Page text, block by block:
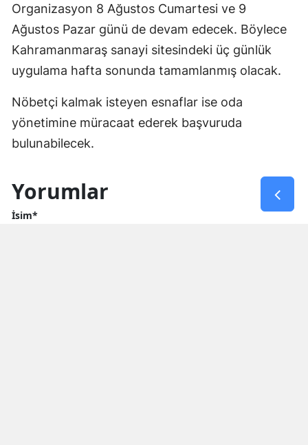
Organizasyon 8 Ağustos Cumartesi ve 9
Ağustos Pazar günü de devam edecek. Böylece
Kahramanmaraş sanayi sitesindeki üç günlük
uygulama hafta sonunda tamamlanmış olacak.
Nöbetçi kalmak isteyen esnaflar ise oda
yönetimine müracaat ederek başvuruda
bulunabilecek.
Yorumlar
İsim*